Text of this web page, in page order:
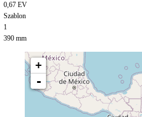
0,67 EV
Szablon
1
390 mm
+
-